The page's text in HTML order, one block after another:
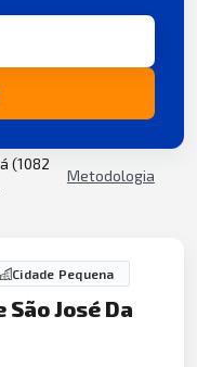
(1082
Metodologia
Cidade Pequena
José Da